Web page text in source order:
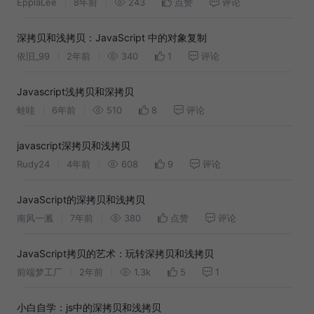
深拷贝和浅拷贝：JavaScript 中的对象复制
依旧_99 2年前 340 1 评论
Javascript浅拷贝和深拷贝
蛙哇 6年前 510 8 评论
javascript深拷贝和浅拷贝
Rudy24 4年前 608 9 评论
JavaScript的深拷贝和浅拷贝
南风一溅 7年前 380 点赞 评论
JavaScript拷贝的艺术：玩转深拷贝和浅拷贝
前端梦工厂 2年前 1.3k 5 1
小白自学：js中的深拷贝和浅拷贝